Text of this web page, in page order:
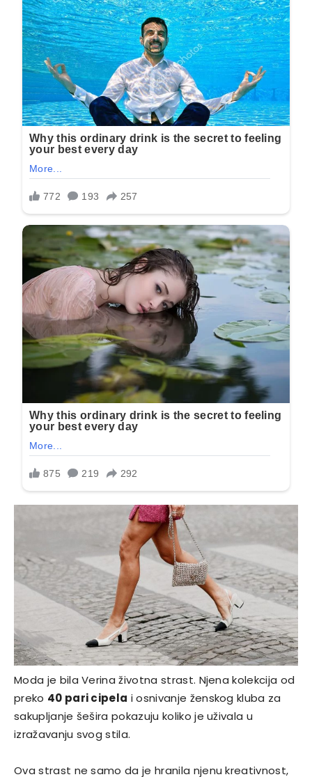
Moda je bila Verina životna strast. Njena kolekcija od
preko 40 pari cipela i osnivanje ženskog kluba za
sakupljanje šešira pokazuju koliko je uživala u
izražavanju svog stila.
Ova strast ne samo da je hranila njenu kreativnost,